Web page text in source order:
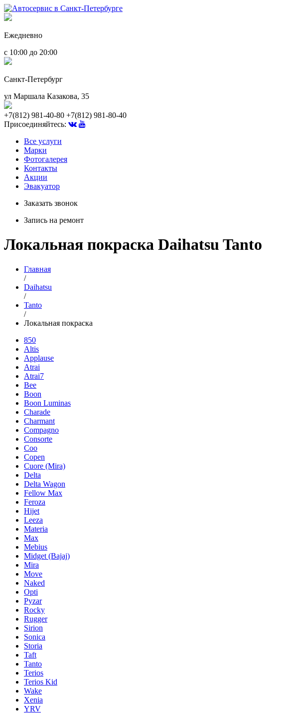
Ежедневно
с 10:00 до 20:00
Санкт-Петербург
ул Маршала Казакова, 35
+7(812) 981-40-80 +7(812) 981-80-40
Присоединяйтесь:
Все услуги
Марки
Фотогалерея
Контакты
Акции
Эвакуатор
Заказать звонок
Запись на ремонт
Локальная покраска Daihatsu Tanto
Главная
/
Daihatsu
/
Tanto
/
Локальная покраска
850
Altis
Applause
Atrai
Atrai7
Bee
Boon
Boon Luminas
Charade
Charmant
Compagno
Consorte
Coo
Copen
Cuore (Mira)
Delta
Delta Wagon
Fellow Max
Feroza
Hijet
Leeza
Materia
Max
Mebius
Midget (Bajaj)
Mira
Move
Naked
Opti
Pyzar
Rocky
Rugger
Sirion
Sonica
Storia
Taft
Tanto
Terios
Terios Kid
Wake
Xenia
YRV